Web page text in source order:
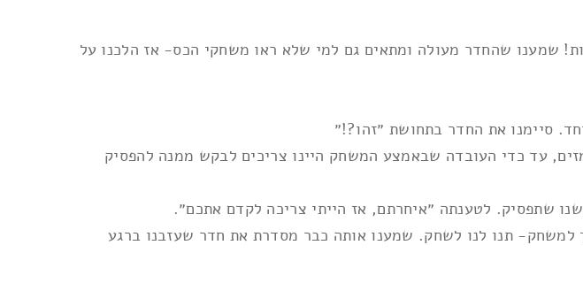
קריאת ביקורות! שמענו שהחדר מעולה ומתאים גם למי שלא ראו משחקי הכס- אז הלכנו על
סיימנו את החדר בתחושת ״זהו?!״
עד כדי העובדה שבאמצע המשחק היינו צריכים לבקש ממנה להפסיק
שתפסיק. לטענתה ״איחרתם, אז הייתי צריכה לקדם אתכם״.
באחריותינו! עם כל הכבוד, אם אנחנו משלמים 130 ש״ח בערך למשחק- תנו לנו לשחק. שמענו אותה כבר מסדרת את חדר שעזבנו ברגע